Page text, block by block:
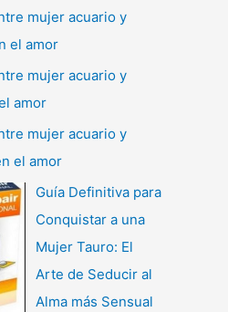
mujer acuario y
el amor
mujer acuario y
amor
mujer acuario y
el amor
Guía Definitiva para
Conquistar a una
Mujer Tauro: El
Arte de Seducir al
Alma más Sensual